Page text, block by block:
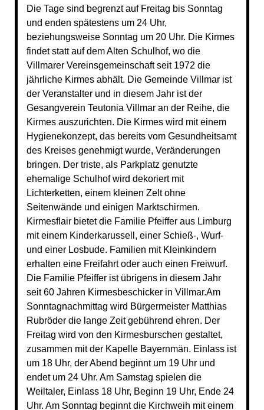
Die Tage sind begrenzt auf Freitag bis Sonntag
und enden spätestens um 24 Uhr,
beziehungsweise Sonntag um 20 Uhr. Die Kirmes
findet statt auf dem Alten Schulhof, wo die
Villmarer Vereinsgemeinschaft seit 1972 die
jährliche Kirmes abhält. Die Gemeinde Villmar ist
der Veranstalter und in diesem Jahr ist der
Gesangverein Teutonia Villmar an der Reihe, die
Kirmes auszurichten. Die Kirmes wird mit einem
Hygienekonzept, das bereits vom Gesundheitsamt
des Kreises genehmigt wurde, Veränderungen
bringen. Der triste, als Parkplatz genutzte
ehemalige Schulhof wird dekoriert mit
Lichterketten, einem kleinen Zelt ohne
Seitenwände und einigen Marktschirmen.
Kirmesflair bietet die Familie Pfeiffer aus Limburg
mit einem Kinderkarussell, einer Schieß-, Wurf-
und einer Losbude. Familien mit Kleinkindern
erhalten eine Freifahrt oder auch einen Freiwurf.
Die Familie Pfeiffer ist übrigens in diesem Jahr
seit 60 Jahren Kirmesbeschicker in Villmar.Am
Sonntagnachmittag wird Bürgermeister Matthias
Rubröder die lange Zeit gebührend ehren. Der
Freitag wird von den Kirmesburschen gestaltet,
zusammen mit der Kapelle Bayernmän. Einlass ist
um 18 Uhr, der Abend beginnt um 19 Uhr und
endet um 24 Uhr. Am Samstag spielen die
Weiltaler, Einlass 18 Uhr, Beginn 19 Uhr, Ende 24
Uhr. Am Sonntag beginnt die Kirchweih mit einem